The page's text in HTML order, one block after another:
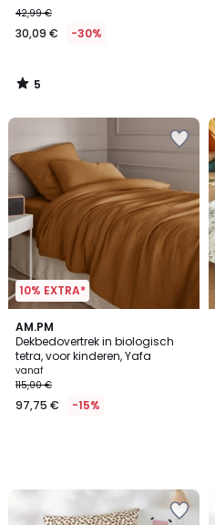
42,99 €
30,09 € -30%
5
/
10% EXTRA*
AM.PM
Dekbedovertrek in biologisch
tetra, voor kinderen, Yafa
vanaf
115,00 €
97,75 € -15%